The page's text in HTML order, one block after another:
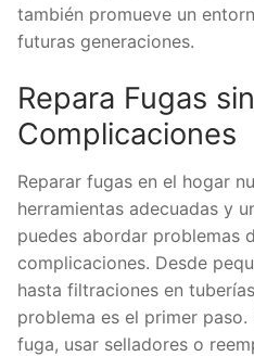
también promueve un
futuras generaciones.
Repara Fugas sin
Complicaciones
Reparar fugas en el hogar
herramientas adecuadas y
puedes abordar problemas
complicaciones. Desde
hasta filtraciones en
problema es el primer
fuga, usar selladores o